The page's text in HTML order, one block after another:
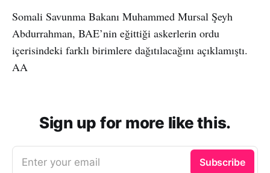
Somali Savunma Bakanı Muhammed Mursal Şeyh
Abdurrahman, BAE’nin eğittiği askerlerin ordu
içerisindeki farklı birimlere dağıtılacağını açıklamıştı.
AA
Sign up for more like this.
Enter your email Subscribe